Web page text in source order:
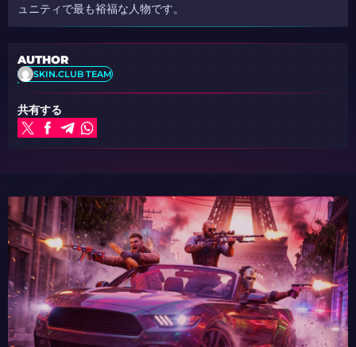
ュニティで最も裕福な人物です。
AUTHOR
SKIN.CLUB TEAM
共有する